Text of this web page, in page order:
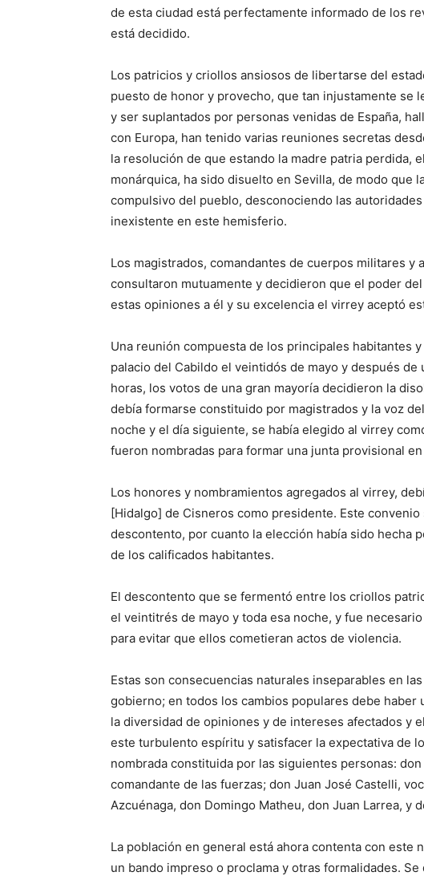
de esta ciudad está perfectamente informado de los
está decidido.
Los patricios y criollos ansiosos de libertarse del
puesto de honor y provecho, que tan injustamente se
y ser suplantados por personas venidas de España,
con Europa, han tenido varias reuniones secretas
la resolución de que estando la madre patria perdida,
monárquica, ha sido disuelto en Sevilla, de modo que
compulsivo del pueblo, desconociendo las
inexistente en este hemisferio.
Los magistrados, comandantes de cuerpos militares y
consultaron mutuamente y decidieron que el poder
estas opiniones a él y su excelencia el virrey aceptó
Una reunión compuesta de los principales habitantes
palacio del Cabildo el veintidós de mayo y después
horas, los votos de una gran mayoría decidieron la
debía formarse constituido por magistrados y la voz
noche y el día siguiente, se había elegido al virrey
fueron nombradas para formar una junta provisional
Los honores y nombramientos agregados al virrey,
[Hidalgo] de Cisneros como presidente. Este
descontento, por cuanto la elección había sido hecha
de los calificados habitantes.
El descontento que se fermentó entre los criollos
el veintitrés de mayo y toda esa noche, y fue
para evitar que ellos cometieran actos de violencia.
Estas son consecuencias naturales inseparables en
gobierno; en todos los cambios populares debe
la diversidad de opiniones y de intereses afectados y
este turbulento espíritu y satisfacer la expectativa de
nombrada constituida por las siguientes personas:
comandante de las fuerzas; don Juan José Castelli,
Azcuénaga, don Domingo Matheu, don Juan Larrea, y
La población en general está ahora contenta con este
un bando impreso o proclama y otras formalidades.